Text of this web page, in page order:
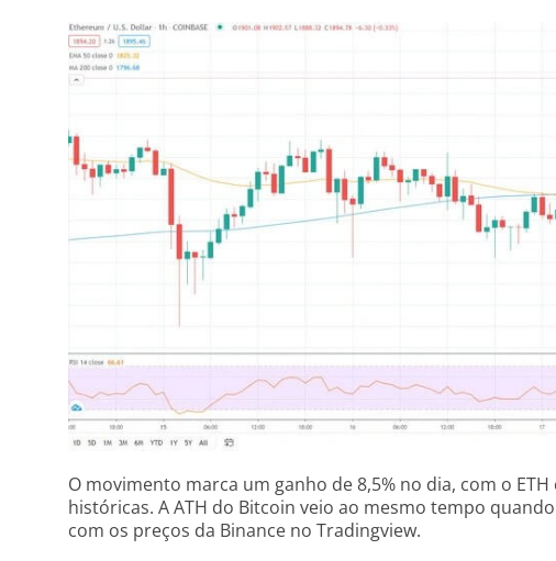
O movimento marca um ganho de 8,5% no dia, com o
históricas. A ATH do Bitcoin veio ao mesmo tempo
com os preços da Binance no Tradingview.